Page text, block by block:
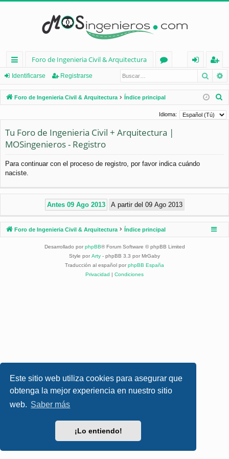
Este sitio web utiliza cookies para asegurar que
obtenga la mejor experiencia en nuestro sitio
web. Saber más
¡Lo entiendo!
nl
ac
es
pi
os
Foro de Ingenieria Civil & Arquitectura
os
nt
ifi
eg
ist
ra
Identificarse Registrarse
Foro de Ingenieria Civil & Arquitectura Índice principal
s
Idioma:
Tu Foro de Ingenieria Civil + Arquitectura |
MOSingenieros - Registro
Para continuar con el proceso de registro, por favor indica cuándo
naciste.
Foro de Ingenieria Civil & Arquitectura Índice principal
Desarrollado por phpBB® Forum Software © phpBB Limited
Style por Arty - phpBB 3.3 por MrGaby
Traducción al español por phpBB España
Privacidad | Condiciones